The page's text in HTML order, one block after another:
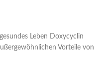
Leben Doxycyclin
Vorteile von